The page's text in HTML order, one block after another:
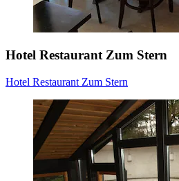
Hotel Restaurant Zum Stern
Hotel Restaurant Zum Stern